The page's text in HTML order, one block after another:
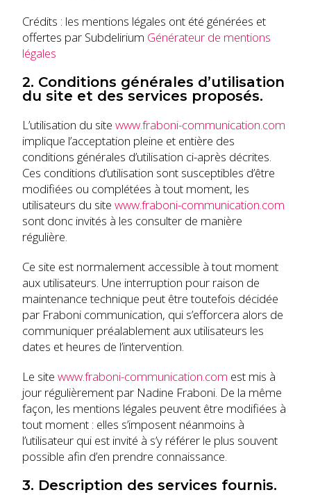
Crédits : les mentions légales ont été générées et
offertes par Subdelirium Générateur de mentions
légales
2. Conditions générales d’utilisation
du site et des services proposés.
L’utilisation du sitewww.fraboni-communication.com
implique l’acceptation pleine et entière des
conditions générales d’utilisation ci-après décrites.
Ces conditions d’utilisation sont susceptibles d’être
modifiées ou complétées à tout moment, les
utilisateurs du sitewww.fraboni-communication.com
sont donc invités à les consulter de manière
régulière.
Ce site est normalement accessible à tout moment
aux utilisateurs. Une interruption pour raison de
maintenance technique peut être toutefois décidée
par Fraboni communication, qui s’efforcera alors de
communiquer préalablement aux utilisateurs les
dates et heures de l’intervention.
Le sitewww.fraboni-communication.com est mis à
jour régulièrement par Nadine Fraboni. De la même
façon, les mentions légales peuvent être modifiées à
tout moment : elles s’imposent néanmoins à
l’utilisateur qui est invité à s’y référer le plus souvent
possible afin d’en prendre connaissance.
3. Description des services fournis.